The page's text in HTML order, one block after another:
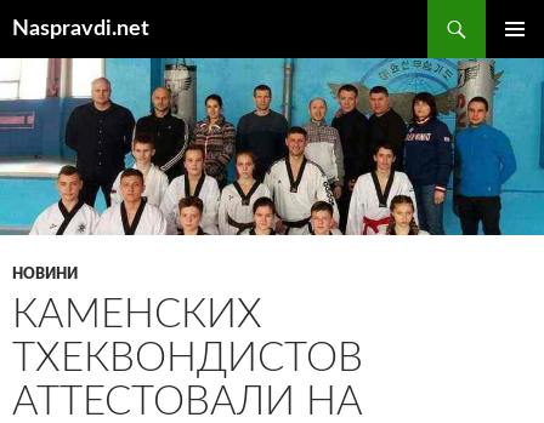
вмісту
Naspravdi.net
МЕНЮ
НОВИНИ
КАМЕНСКИХ
ТХЕКВОНДИСТОВ
АТТЕСТОВАЛИ НА